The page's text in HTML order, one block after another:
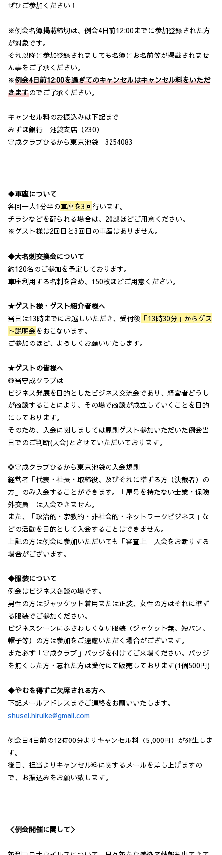
ぜひご参加ください！
※例会名簿掲載締切は、例会4日前12:00までに参加登録された方
が対象です。
それ以降に参加登録されましても名簿にお名前等が掲載されませ
ん事をご了承ください。
※例会4日前12:00を過ぎてのキャンセルはキャンセル料をいただ
きますのでご了承ください。
キャンセル料のお振込みは下記まで
みずほ銀行 池袋支店（230）
守成クラブひるから東京池袋 3254083
◆車座について
各回一人1分半の車座を3回行います。
チラシなどを配られる場合は、20部ほどご用意ください。
※ゲスト様は2回目と3回目の車座はありません。
◆大名刺交換会について
約120名のご参加を予定しております。
車座利用する名刺を含め、150枚ほどご用意ください。
★ゲスト様・ゲスト紹介者様へ
当日は13時までにお越しいただき、受付後 「13時30分」からゲス
ト説明会をおこないます。
ご参加のほど、よろしくお願いいたします。
★ゲストの皆様へ
◎当守成クラブは
ビジネス発展を目的としたビジネス交流会であり、経営者どうし
が商談することにより、その場で商談が成立していくことを目的
にしております。
そのため、入会に関しましては原則ゲスト参加いただいた例会当
日でのご判断(入会)とさせていただいております。
◎守成クラブひるから東京池袋の入会規則
経営者「代表・社長・取締役、及びそれに準ずる方（決裁者）の
方」のみ入会することができます。「屋号を持たない士業・保険
外交員」は入会できません。
また、「政治的・宗教的・非社会的・ネットワークビジネス」な
どの活動を目的として入会することはできません。
上記の方は例会に参加いただいても「審査上」入会をお断りする
場合がございます。
◆服装について
例会はビジネス商談の場です。
男性の方はジャッケット着用または正装、女性の方はそれに準ず
る服装でご参加ください。
ビジネスシーンにふさわしくない服装（ジャケット無、短パン、
帽子等）の方は参加をご遠慮いただく場合がございます。
また必ず「守成クラブ」バッジを付けてご来場ください。バッジ
を無くした方・忘れた方は受付にて販売しております(1個500円)
◆やむを得ずご欠席される方へ
下記メールアドレスまでご連絡をお願いいたします。
shusei.hiruike@gmail.com
例会日4日前の12時00分よりキャンセル料（5,000円）が発生しま
す。
後日、担当よりキャンセル料に関するメールを差し上げますの
で、お振込みをお願い致します。
＜例会開催に関して＞